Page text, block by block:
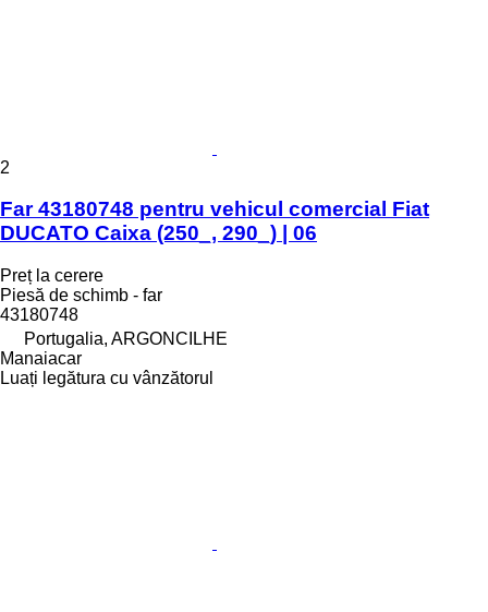
2
Far 43180748 pentru vehicul comercial Fiat
DUCATO Caixa (250_, 290_) | 06
Preț la cerere
Piesă de schimb - far
43180748
Portugalia, ARGONCILHE
Manaiacar
Luați legătura cu vânzătorul